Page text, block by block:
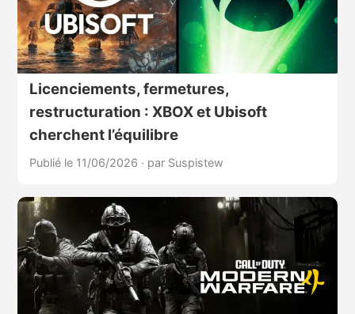
Licenciements, fermetures,
restructuration : XBOX et Ubisoft
cherchent l’équilibre
Publié le 11/06/2026 · par Suspistew